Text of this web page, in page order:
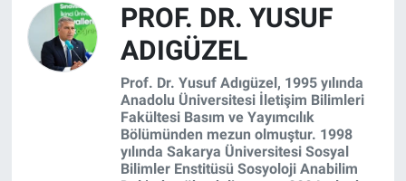
PROF. DR. YUSUF
ADIGÜZEL
Prof. Dr. Yusuf Adıgüzel, 1995 yılında
Anadolu Üniversitesi İletişim Bilimleri
Fakültesi Basım ve Yayımcılık
Bölümünden mezun olmuştur. 1998
yılında Sakarya Üniversitesi Sosyal
Bilimler Enstitüsü Sosyoloji Anabilim
YAZARLAR
GÜNDEM
TEKNOLOJİ
Eskişehir Trafik Yoğunluk Haritası
Süper Lig Puan Durumu ve Fikstür
Tüm Manşetler
Son Dakika Haberleri